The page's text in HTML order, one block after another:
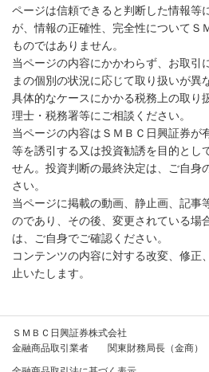
ページは信頼できると判断した情報等
が、情報の正確性、完全性についてＳ
ものではありません。
当ページの内容にかかわらず、お取引
まの個別の状況に応じて取り扱いが異
具体的なケースにかかる税務上の取り
理士・税務署等にご相談ください。
当ページの内容はＳＭＢＣ日興証券が
等を誘引する又は投資勧誘を目的とし
せん。投資判断の最終決定は、ご自身
さい。
当ページに掲載の動画、静止画、記事
のであり、その後、変更されている場
は、ご自身でご確認ください。
コンテンツの内容に対する改変、修正
止いたします。
ＳＭＢＣ日興証券株式会社
金融商品取引業者 関東財務局長（金商